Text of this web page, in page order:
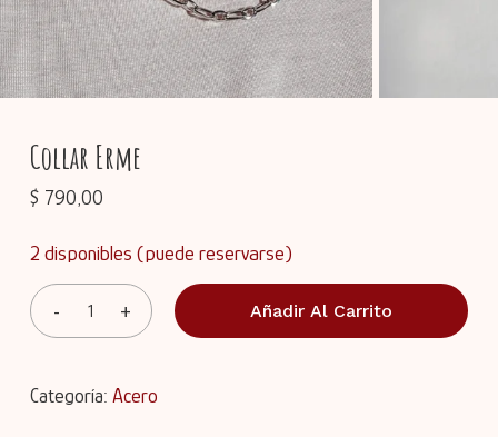
Collar Erme
$ 790,00
2 disponibles (puede reservarse)
Añadir Al Carrito
Categoría: Acero